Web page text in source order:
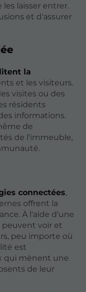
laisser entrer.
et d'assurer
la
et les visiteurs.
visites ou des
résidents
informations.
de
de l'immeuble,
connectées,
offrent la
À l'aide d'une
peuvent voir et
peu importe où
est
qui mènent une
de leur